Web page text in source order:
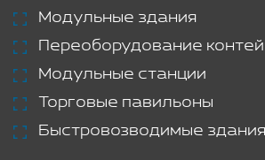
Модульные здания
Переоборудование
Модульные станции
Торговые павильоны
Быстровозводимые здания